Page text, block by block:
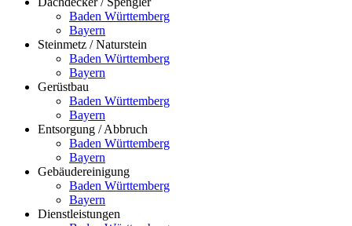
Baden Württemberg
Bayern
Steinmetz / Naturstein
Baden Württemberg
Bayern
Gerüstbau
Baden Württemberg
Bayern
Entsorgung / Abbruch
Baden Württemberg
Bayern
Gebäudereinigung
Baden Württemberg
Bayern
Dienstleistungen